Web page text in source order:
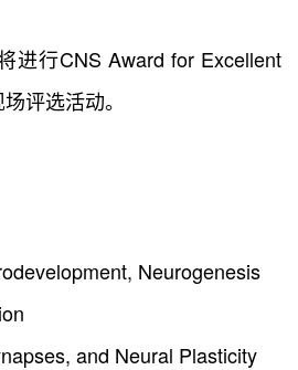
进行CNS Award for Excellent
评选活动。
Neurogenesis
and Neural Plasticity